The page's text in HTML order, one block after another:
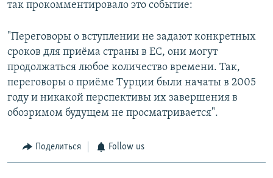
так прокомментировало это событие:
"Переговоры о вступлении не задают конкретных
сроков для приёма страны в ЕС, они могут
продолжаться любое количество времени. Так,
переговоры о приёме Турции были начаты в 2005
году и никакой перспективы их завершения в
обозримом будущем не просматривается".
Поделиться Follow us